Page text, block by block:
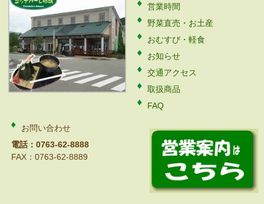
営業時間
野菜直売・お土産
おむすび・軽食
お知らせ
交通アクセス
取扱商品
FAQ
お問い合わせ
電話：0763-62-8888
FAX：0763-62-8889